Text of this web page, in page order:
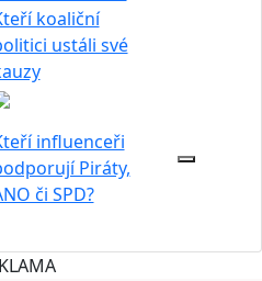
koaliční
ustáli své
influenceři
Piráty,
či SPD?